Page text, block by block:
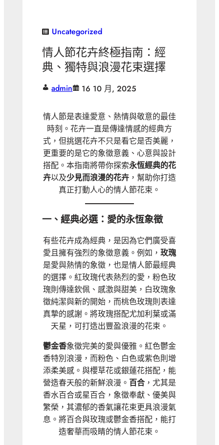
Uncategorized
情人節花卉終極指南：經
典、獨特與浪漫花束選擇
admin 16 10 月, 2025
情人節是表達愛意、熱情與敬意的最佳
時刻。花卉一直是傳達情感的經典方
式，但挑選花卉不只是看它是否美麗，
更重要的是它的象徵意義、心意與設計
搭配。本指南將帶你探索永恆經典的花
卉以及少見而浪漫的花卉 ，幫助你打造
真正打動人心的情人節花束。
一、經典必選：愛的永恆象徵
有些花卉成為經典，是因為它們廣受喜
愛且擁有強烈的象徵意義。例如， 玫瑰
是愛與熱情的象徵，也是情人節最經典
的選擇。紅玫瑰代表熱烈的愛，粉色玫
瑰則傳達欽佩、感激與甜美，白玫瑰象
徵純潔與新的開始，而桃色玫瑰則表達
真摯的感謝。將玫瑰搭配尤加利葉或滿
天星，可打造出豐盈浪漫的花束。
鬱金香象徵完美的愛與優雅。紅色鬱金
香特別浪漫，而粉色、白色或紫色則增
添柔美感。與櫻草花或銀蓮花搭配，能
營造春天般的新鮮浪漫。 百合 ，尤其是
香水百合或星百合，象徵奉獻、優美與
繁榮，其濃郁的香氣讓花束更具浪漫氣
息。將百合與玫瑰或鬱金香搭配，能打
造奢華而吸睛的情人節花束。